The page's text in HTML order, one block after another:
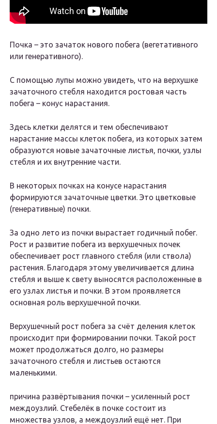
Почка – это зачаток нового побега (вегетативного
или генеративного).
С помощью лупы можно увидеть, что на верхушке
зачаточного стебля находится ростовая часть
побега – конус нарастания.
Здесь клетки делятся и тем обеспечивают
нарастание массы клеток побега, из которых затем
образуются новые зачаточные листья, почки, узлы
стебля и их внутренние части.
В некоторых почках на конусе нарастания
формируются зачаточные цветки. Это цветковые
(генеративные) почки.
За одно лето из почки вырастает годичный побег.
Рост и развитие побега из верхушечных почек
обеспечивает рост главного стебля (или ствола)
растения. Благодаря этому увеличивается длина
стебля и выше к свету выносятся расположенные в
его узлах листья и почки. В этом проявляется
основная роль верхушечной почки.
Верхушечный рост побега за счёт деления клеток
происходит при формировании почки. Такой рост
может продолжаться долго, но размеры
зачаточного стебля и листьев остаются
маленькими.
причина развёртывания почки – усиленный рост
междоузлий. Стебелёк в почке состоит из
множества узлов, а междоузлий ещё нет. При